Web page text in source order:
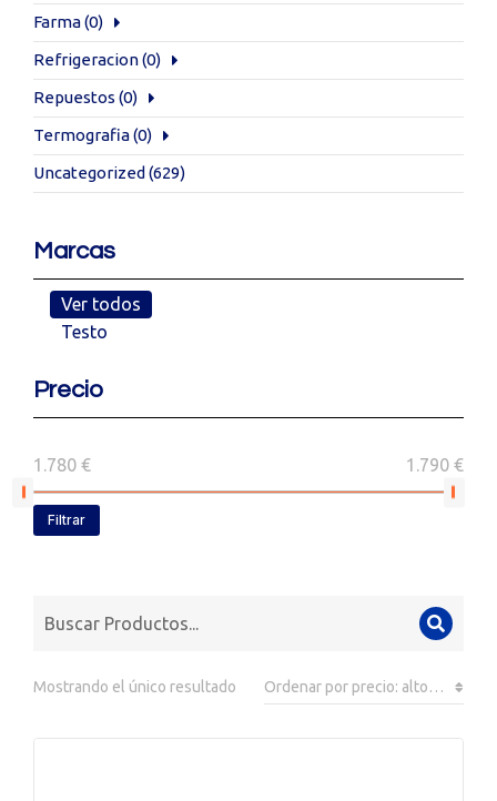
Farma(0)
Refrigeracion(0)
Repuestos (0)
Termografia(0)
Uncategorized (629)
Marcas
Ver todos
Testo
Precio
1.780 € 1.790 €
Filtrar
Mostrando el único resultado